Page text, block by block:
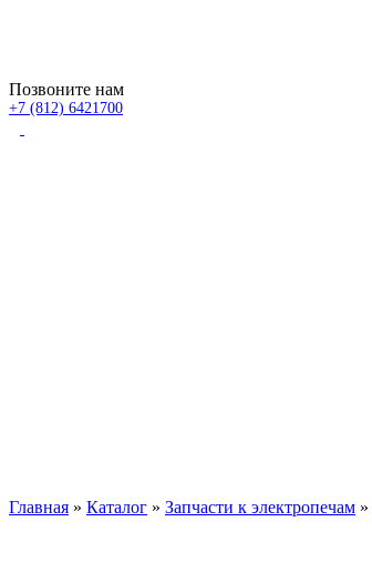
Позвоните нам
+7 (812) 6421700
Главная » Каталог » Запчасти к электропечам »